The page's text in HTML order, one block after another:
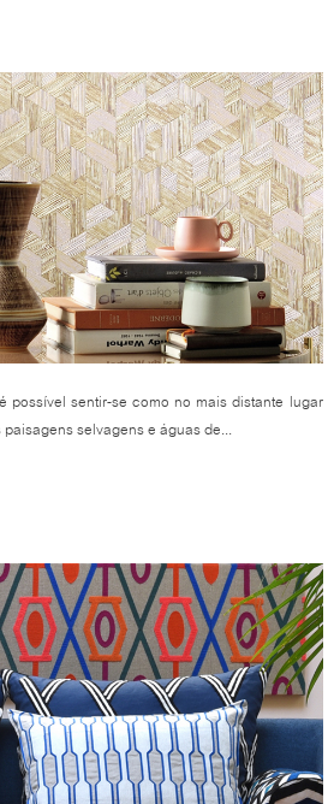
possível sentir-se como no mais distante lugar
selvagens e águas de...